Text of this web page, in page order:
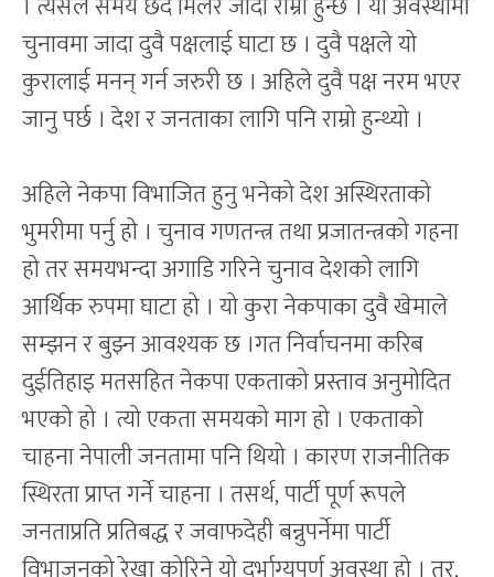
चुनावमा जादा दुवै पक्षलाई घाटा छ । दुवै पक्षले यो
कुरालाई मनन् गर्न जरुरी छ । अहिले दुवै पक्ष नरम भएर
जानु पर्छ । देश र जनताका लागि पनि राम्रो हुन्थ्यो ।
अहिले नेकपा विभाजित हुनु भनेको देश अस्थिरताको
भुमरीमा पर्नु हो । चुनाव गणतन्त्र तथा प्रजातन्त्रको गहना
हो तर समयभन्दा अगाडि गरिने चुनाव देशको लागि
आर्थिक रुपमा घाटा हो । यो कुरा नेकपाका दुवै खेमाले
सम्झन र बुझ्न आवश्यक छ ।गत निर्वाचनमा करिब
दुईतिहाइ मतसहित नेकपा एकताको प्रस्ताव अनुमोदित
भएको हो । त्यो एकता समयको माग हो । एकताको
चाहना नेपाली जनतामा पनि थियो । कारण राजनीतिक
स्थिरता प्राप्त गर्ने चाहना । तसर्थ, पार्टी पूर्ण रूपले
जनताप्रति प्रतिबद्ध र जवाफदेही बन्नुपर्नेमा पार्टी